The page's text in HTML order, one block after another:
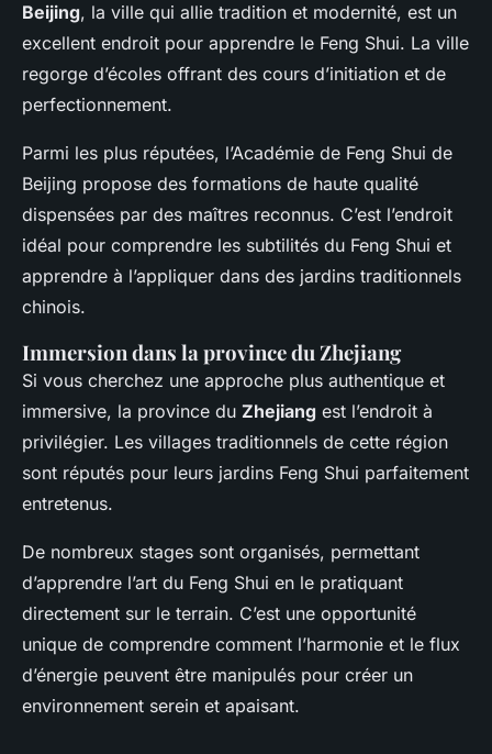
Beijing, la ville qui allie tradition et modernité, est un
excellent endroit pour apprendre le Feng Shui. La ville
regorge d’écoles offrant des cours d’initiation et de
perfectionnement.
Parmi les plus réputées, l’Académie de Feng Shui de
Beijing propose des formations de haute qualité
dispensées par des maîtres reconnus. C’est l’endroit
idéal pour comprendre les subtilités du Feng Shui et
apprendre à l’appliquer dans des jardins traditionnels
chinois.
Immersion dans la province du Zhejiang
Si vous cherchez une approche plus authentique et
immersive, la province du Zhejiang est l’endroit à
privilégier. Les villages traditionnels de cette région
sont réputés pour leurs jardins Feng Shui parfaitement
entretenus.
De nombreux stages sont organisés, permettant
d’apprendre l’art du Feng Shui en le pratiquant
directement sur le terrain. C’est une opportunité
unique de comprendre comment l’harmonie et le flux
d’énergie peuvent être manipulés pour créer un
environnement serein et apaisant.